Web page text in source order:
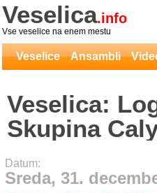
Veselica.info
Vse veselice na enem mestu
Veselice Ansambli
Veselica:
Skupina
Datum:
Sreda, 31.